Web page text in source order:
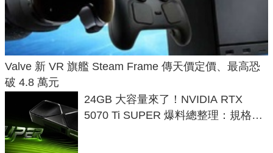
Valve 新 VR 旗艦 Steam Frame 傳天價定價、最高恐
破 4.8 萬元
24GB 大容量來了！NVIDIA RTX
5070 Ti SUPER 爆料總整理：規格、